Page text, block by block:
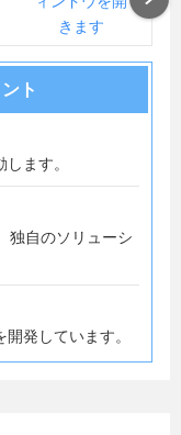
ト
ます。
独自のソリューシ
発しています。